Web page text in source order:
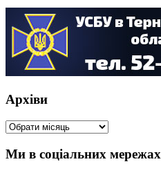
Архіви
Архіви
Ми в соціальних мережах